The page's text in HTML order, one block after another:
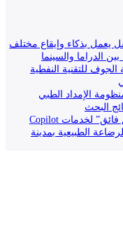
الدراما والسينما
للتقنية النفطية
الإمداد الطبي
البحث
الطبيعية بمدينة